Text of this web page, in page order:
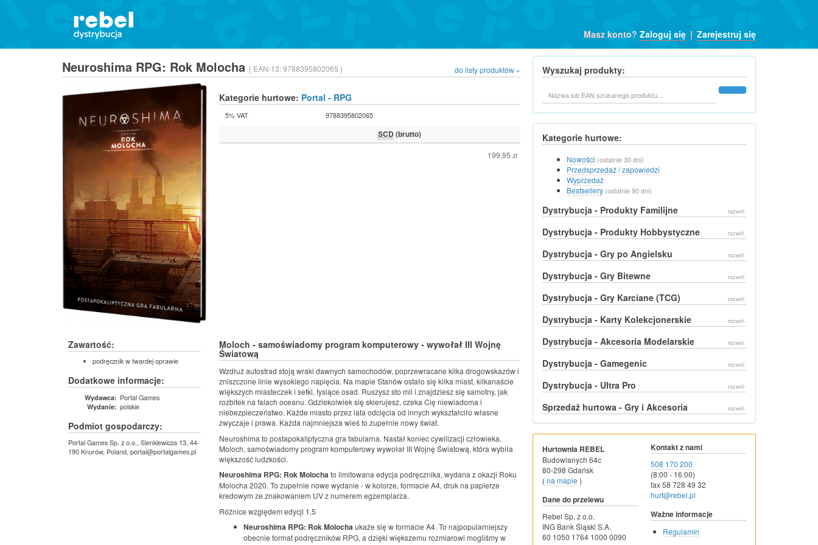
Masz konto? Zaloguj się | Zarejestruj się
Neuroshima RPG: Rok Molocha ( EAN-13:9788395802065 ) do listy produktów »
Kategorie hurtowe: Portal - RPG
5% VAT 9788395802065
SCD (brutto)
199,95 zł
Zawartość:
podręcznik w twardej oprawie
Dodatkowe informacje:
Wydawca: Portal Games
Wydanie: polskie
Podmiot gospodarczy:
Portal Games Sp. z o.o., Sienkiewicza 13, 44-
190 Knurów, Poland, portal@portalgames.pl
Moloch - samoświadomy program komputerowy - wywołał III Wojnę
Światową
Wzdłuż autostrad stoją wraki dawnych samochodów, poprzewracane kilka drogowskazów i
zniszczone linie wysokiego napięcia. Na mapie Stanów ostało się kilka miast, kilkanaście
większych miasteczek i setki, tysiące osad. Ruszysz sto mil i znajdziesz się samotny, jak
rozbitek na falach oceanu. Gdziekolwiek się skierujesz, czeka Cię niewiadoma i
niebezpieczeństwo. Każde miasto przez lata odcięcia od innych wykształciło własne
zwyczaje i prawa. Każda najmniejsza wieś to zupełnie nowy świat.
Neuroshima to postapokaliptyczna gra fabularna. Nastał koniec cywilizacji człowieka.
Moloch, samoświadomy program komputerowy wywołał III Wojnę Światową, która wybiła
większość ludzkości.
Neuroshima RPG: Rok Molochato limitowana edycja podręcznika, wydana z okazji Roku
Molocha 2020. To zupełnie nowe wydanie - w kolorze, formacie A4, druk na papierze
kredowym ze znakowaniem UV z numerem egzemplarza.
Różnice względem edycji 1.5
Neuroshima RPG: Rok Molochaukaże się w formacie A4. To najpopularniejszy
obecnie format podręczników RPG, a dzięki większemu rozmiarowi mogliśmy w
Wyszukaj produkty:
Kategorie hurtowe:
Nowości (ostatnie 30 dni)
Przedsprzedaż / zapowiedzi
Wyprzedaż
Bestsellery (ostatnie 90 dni)
Dystrybucja - Produkty Familijne rozwiń
Dystrybucja - Produkty Hobbystyczne rozwiń
Dystrybucja - Gry po Angielsku rozwiń
Dystrybucja - Gry Bitewne rozwiń
Dystrybucja - Gry Karciane (TCG) rozwiń
Dystrybucja - Karty Kolekcjonerskie rozwiń
Dystrybucja - Akcesoria Modelarskie rozwiń
Dystrybucja - Gamegenic rozwiń
Dystrybucja - Ultra Pro rozwiń
Sprzedaż hurtowa - Gry i Akcesoria rozwiń
Hurtownia REBEL
Budowlanych 64c
80-298 Gdańsk
(na mapie )
Dane do przelewu
Rebel Sp. z o.o.
ING Bank Śląski S.A.
60 1050 1764 1000 0090
Kontakt z nami
508 170 200
(8:00 - 16:00)
fax 58 728 49 32
hurt@rebel.pl
Ważne informacje
Regulamin